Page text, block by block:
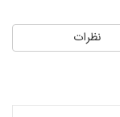
نظرات